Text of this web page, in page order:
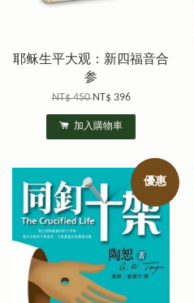
耶稣生平大观：新四福音合
参
NT$ 450NT$ 396
加入購物車
優惠